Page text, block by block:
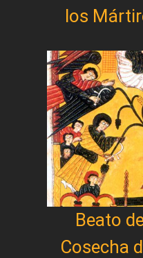
los
Beato
Cosecha